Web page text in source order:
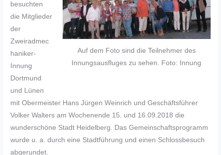
Auf dem Foto sind die Teilnehmer des
Innungsausfluges zu sehen. Foto: Innung
besuchten
die Mitglieder
der
Zweiradmec
haniker-
Innung
Dortmund
und Lünen
mit Obermeister Hans Jürgen Weinrich und Geschäftsführer
Volker Walters am Wochenende 15. und 16.09.2018 die
wunderschöne Stadt Heidelberg. Das Gemeinschaftsprogramm
wurde u. a. durch eine Stadtführung und einen Schlossbesuch
abgerundet.